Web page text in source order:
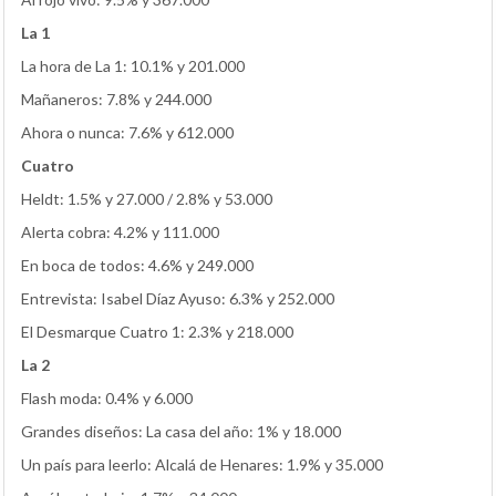
La 1
La hora de La 1: 10.1% y 201.000
Mañaneros: 7.8% y 244.000
Ahora o nunca: 7.6% y 612.000
Cuatro
Heldt: 1.5% y 27.000 / 2.8% y 53.000
Alerta cobra: 4.2% y 111.000
En boca de todos: 4.6% y 249.000
Entrevista: Isabel Díaz Ayuso: 6.3% y 252.000
El Desmarque Cuatro 1: 2.3% y 218.000
La 2
Flash moda: 0.4% y 6.000
Grandes diseños: La casa del año: 1% y 18.000
Un país para leerlo: Alcalá de Henares: 1.9% y 35.000